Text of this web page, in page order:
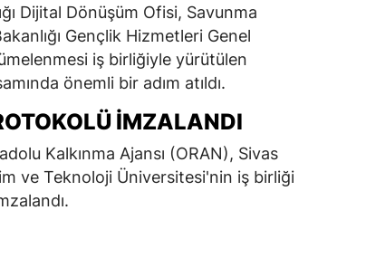
Dijital Dönüşüm Ofisi, Savunma
Gençlik Hizmetleri Genel
iş birliğiyle yürütülen
önemli bir adım atıldı.
İMZALANDI
Kalkınma Ajansı (ORAN), Sivas
ve Teknoloji Üniversitesi'nin iş birliği